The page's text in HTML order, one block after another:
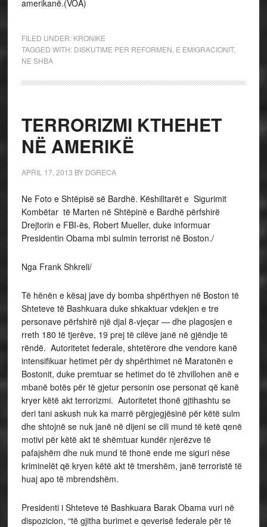
amerikanë.(VOA)
FILED UNDER: KRONIKE
TAGGED WITH: DISKUTIME PER REFORMEN E EMIGRACIONIT,
NE SHBA
TERRORIZMI KTHEHET
NË AMERIKË
APRIL 17, 2013 BY DGRECA
Ne Foto e Shtëpisë së Bardhë. Këshilltarët e Sigurimit
Kombëtar të Marten në Shtëpinë e Bardhë përfshirë
Drejtorin e FBI-ës, Robert Mueller, duke informuar
Presidentin Obama mbi sulmin terrorist në Boston./
Nga Frank Shkreli/
Të hënën e kësaj jave dy bomba shpërthyen në Boston të
Shteteve të Bashkuara duke shkaktuar vdekjen e tre
personave përfshirë një djal 8-vjeçar — dhe plagosjen e
rreth 180 të tjerëve, 19 prej të cilëve janë në gjëndje të
rëndë. Autoritetet federale, shtetërore dhe vendore kanë
intensifikuar hetimet për dy shpërthimet në Maratonën e
Bostonit, duke premtuar se hetimet do të zhvillohen anë e
mbanë botës për të gjetur personin ose personat që kanë
kryer këtë akt terrorizmi. Autoritetet thonë gjtihashtu se
deri tani askush nuk ka marrë përgjegjësinë për këtë sulm
dhe shtojnë se nuk janë në dijeni se cili mund të ketë qenë
motivi për këtë akt të shëmtuar kundër njerëzve të
pafajshëm dhe nuk mund të thonë ende me siguri nëse
kriminelët që kryen këtë akt të tmershëm, janë terroristë të
huaj apo të mbrendshëm.
Presidenti i Shteteve të Bashkuara Barak Obama vuri në
dispozicion, “të gjitha burimet e qeverisë federale për të